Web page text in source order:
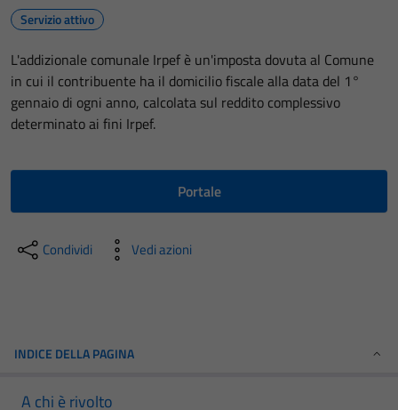
Servizio attivo
L'addizionale comunale Irpef è un'imposta dovuta al Comune
in cui il contribuente ha il domicilio fiscale alla data del 1°
gennaio di ogni anno, calcolata sul reddito complessivo
determinato ai fini Irpef.
Portale
Condividi Vedi azioni
INDICE DELLA PAGINA
A chi è rivolto